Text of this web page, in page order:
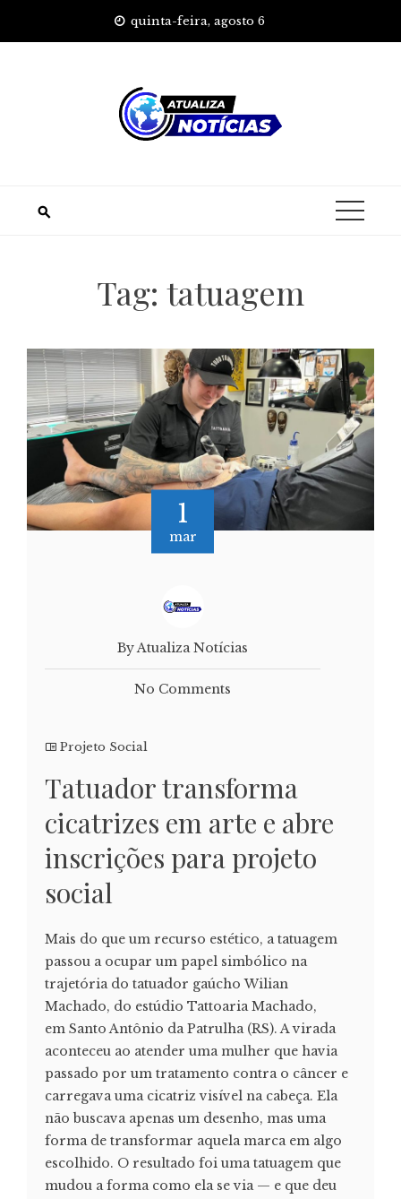
quinta-feira, agosto 6
Tag: tatuagem
1
mar
By Atualiza Notícias
No Comments
Projeto Social
Tatuador transforma
cicatrizes em arte e abre
inscrições para projeto
social
Mais do que um recurso estético, a tatuagem
passou a ocupar um papel simbólico na
trajetória do tatuador gaúcho Wilian
Machado, do estúdio Tattoaria Machado,
em Santo Antônio da Patrulha (RS). A virada
aconteceu ao atender uma mulher que havia
passado por um tratamento contra o câncer e
carregava uma cicatriz visível na cabeça. Ela
não buscava apenas um desenho, mas uma
forma de transformar aquela marca em algo
escolhido. O resultado foi uma tatuagem que
mudou a forma como ela se via — e que deu